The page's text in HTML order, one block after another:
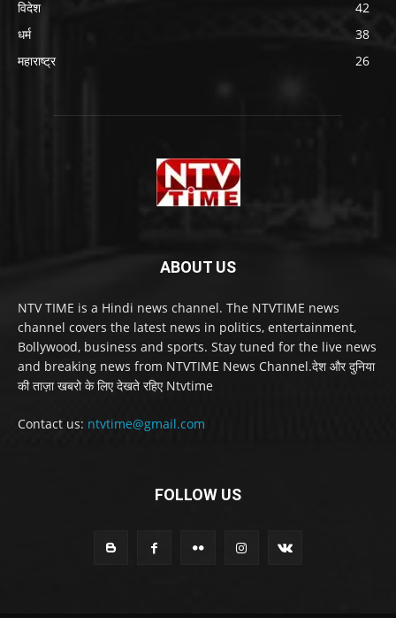
विदेश
42
धर्म
38
महाराष्ट्र
26
ABOUT US
NTV TIME is a Hindi news channel. The NTVTIME news
channel covers the latest news in politics, entertainment,
Bollywood, business and sports. Stay tuned for the live news
and breaking news from NTVTIME News Channel.देश और दुनिया
की ताज़ा खबरो के लिए देखते रहिए Ntvtime
Contact us: ntvtime@gmail.com
FOLLOW US